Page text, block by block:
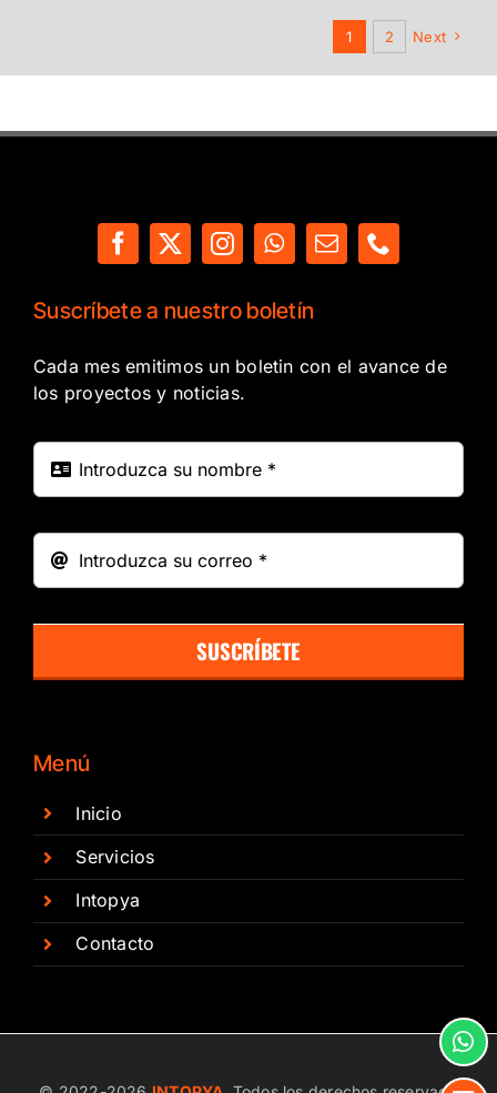
1 2 Next
Suscríbete a nuestro boletín
Cada mes emitimos un boletin con el avance de
los proyectos y noticias.
SUSCRÍBETE
Menú
Inicio
Servicios
Intopya
Contacto